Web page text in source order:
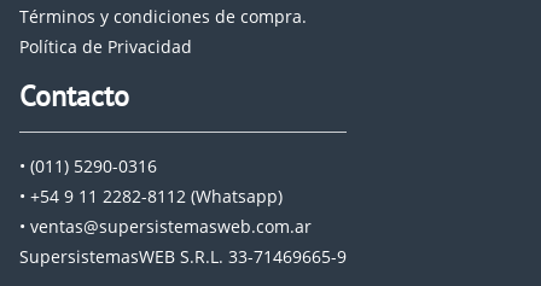
Términos y condiciones de compra.
Política de Privacidad
Contacto
• (011) 5290-0316
• +54 9 11 2282-8112 (Whatsapp)
• ventas@supersistemasweb.com.ar
SupersistemasWEB S.R.L. 33-71469665-9